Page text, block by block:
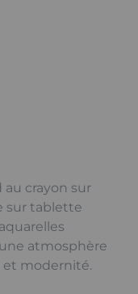
au crayon sur
sur tablette
atmosphère
modernité.